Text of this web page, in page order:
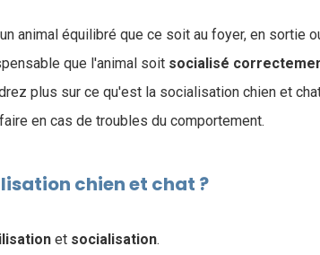
animal équilibré que ce soit au foyer, en sortie
que l'animal soit socialisé
plus sur ce qu'est la socialisation chien et
en cas de troubles du comportement.
chien et chat ?
et socialisation.